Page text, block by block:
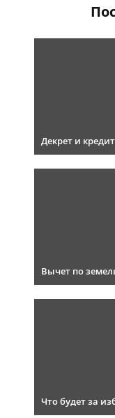
Декрет и
Вычет по
Что будет за